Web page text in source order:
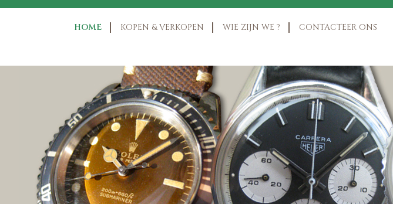
HOME KOPEN & VERKOPEN WIE ZIJN WE ? CONTACTEER ONS